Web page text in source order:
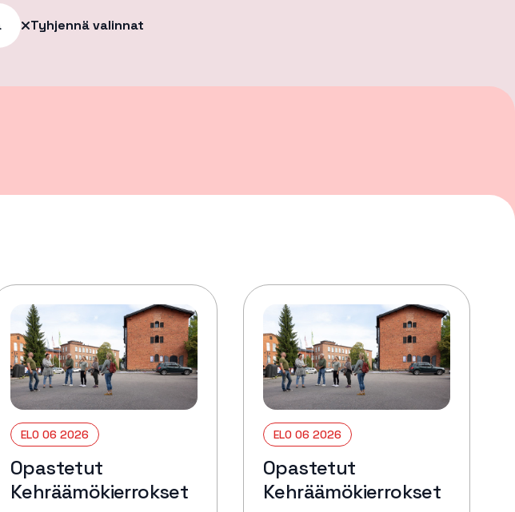
Tyhjennä valinnat
ELO 06 2026
Opastetut
Kehräämökierrokset
ELO 06 2026
Opastetut
Kehräämökierrokset